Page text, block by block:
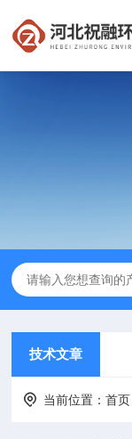
技术文章
当前位置：首页